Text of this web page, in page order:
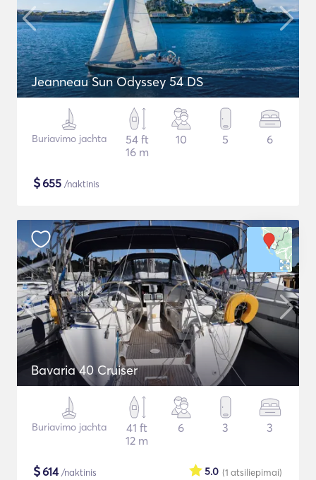
Jeanneau Sun Odyssey 54 DS
Buriavimo jachta
54 ft
16 m
10 5 6
$655 /naktinis
Bavaria 40 Cruiser
Buriavimo jachta
41 ft
12 m
6 3 3
$614/naktinis (1 atsiliepimai)
5.0